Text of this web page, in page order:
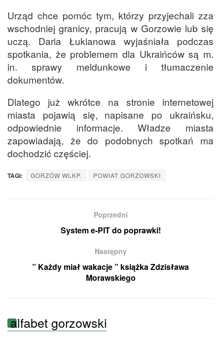
Urząd chce pomóc tym, którzy przyjechali zza
wschodniej granicy, pracują w Gorzowie lub się
uczą. Daria Łukianowa wyjaśniała podczas
spotkania, że problemem dla Ukraińców są m.
in. sprawy meldunkowe i tłumaczenie
dokumentów.
Dlatego już wkrótce na stronie internetowej
miasta pojawią się, napisane po ukraińsku,
odpowiednie informacje. Władze miasta
zapowiadają, że do podobnych spotkań ma
dochodzić częściej.
TAGI: GORZÓW WLKP. POWIAT GORZOWSKI
Poprzedni
System e-PIT do poprawki!
Następny
” Każdy miał wakacje ” książka Zdzisława
Morawskiego
alfabet gorzowski